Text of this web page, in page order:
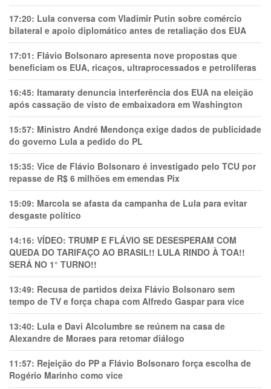
17:20: Lula conversa com Vladimir Putin sobre comércio
bilateral e apoio diplomático antes de retaliação dos EUA
17:01: Flávio Bolsonaro apresenta nove propostas que
beneficiam os EUA, ricaços, ultraprocessados e petrolíferas
16:45: Itamaraty denuncia interferência dos EUA na eleição
após cassação de visto de embaixadora em Washington
15:57: Ministro André Mendonça exige dados de publicidade
do governo Lula a pedido do PL
15:35: Vice de Flávio Bolsonaro é investigado pelo TCU por
repasse de R$ 6 milhões em emendas Pix
15:09: Marcola se afasta da campanha de Lula para evitar
desgaste político
14:16: VÍDEO: TRUMP E FLÁVIO SE DESESPERAM COM
QUEDA DO TARIFAÇO AO BRASIL!! LULA RINDO À TOA!!
SERÁ NO 1° TURNO!!
13:49: Recusa de partidos deixa Flávio Bolsonaro sem
tempo de TV e força chapa com Alfredo Gaspar para vice
13:40: Lula e Davi Alcolumbre se reúnem na casa de
Alexandre de Moraes para retomar diálogo
11:57: Rejeição do PP a Flávio Bolsonaro força escolha de
Rogério Marinho como vice